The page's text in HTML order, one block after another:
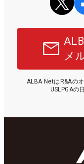
メ
ALBA NetはR&Aの
USLPGAの